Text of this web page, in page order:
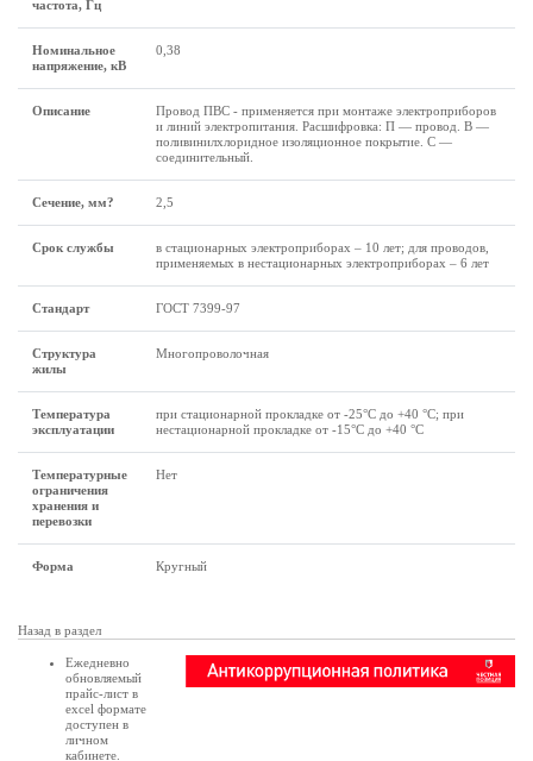
частота, Гц
Номинальное
напряжение, кВ
0,38
Описание
Провод ПВС - применяется при монтаже электроприборов
и линий электропитания. Расшифровка: П — провод. В —
поливинилхлоридное изоляционное покрытие. С —
соединительный.
Сечение, мм? 2,5
Срок службы
в стационарных электроприборах – 10 лет; для проводов,
применяемых в нестационарных электроприборах – 6 лет
Стандарт ГОСТ 7399-97
Структура
жилы
Многопроволочная
Температура
эксплуатации
при стационарной прокладке от -25°С до +40 °С; при
нестационарной прокладке от -15°С до +40 °С
Температурные
ограничения
хранения и
перевозки
Нет
Форма Кругный
Назад в раздел
Ежедневно
обновляемый
прайс-лист в
excel формате
доступен в
личном
кабинете